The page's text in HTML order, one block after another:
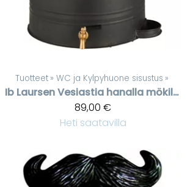
Tuotteet ‪» WC ja Kylpyhuone sisustus ‪»
Ib Laursen
Vesiastia hanalla mökille – metallinen käsienpesuastia seinäkiinnityksellä
89,00 €
Heti saatavilla